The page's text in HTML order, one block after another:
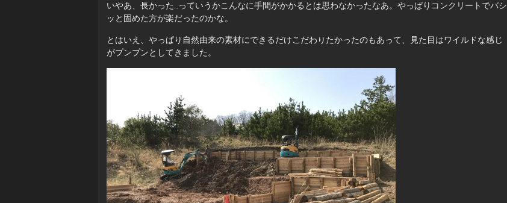
いやあ、長かった…っていうかこんなに手間がかかるとは思わなかったなあ。やっぱりコンクリートでバシ
ッと固めた方が楽だったのかな。
とはいえ、やっぱり自然由来の素材にできるだけこだわりたかったのもあって、見た目はワイルドな感じ
がプンプンとしてきました。